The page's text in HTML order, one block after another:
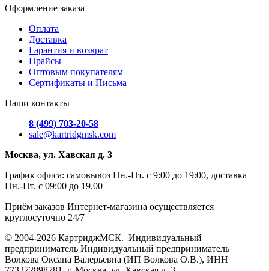
Оформление заказа
Оплата
Доставка
Гарантия и возврат
Прайсы
Оптовым покупателям
Сертификаты и Письма
Наши контакты
8 (499) 703-20-58
sale@kartridgmsk.com
Москва, ул. Хавская д. 3
График офиса: самовывоз Пн.-Пт. с 9:00 до 19:00, доставка
Пн.-Пт. с 09:00 до 19.00
Приём заказов Интернет-магазина осуществляется
круглосуточно 24/7
© 2004-2026 КартриджМСК. Индивидуальный
предприниматель Индивидуальный предприниматель
Волкова Оксана Валерьевна (ИП Волкова О.В.), ИНН